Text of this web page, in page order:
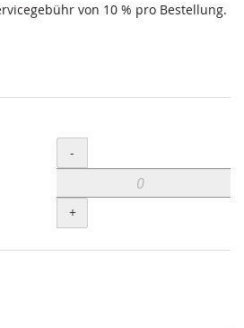
von 10 % pro Bestellung.
Menge
-
+